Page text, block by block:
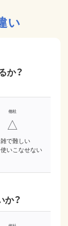
い
か？
△
で難しい
いこなせない
か？